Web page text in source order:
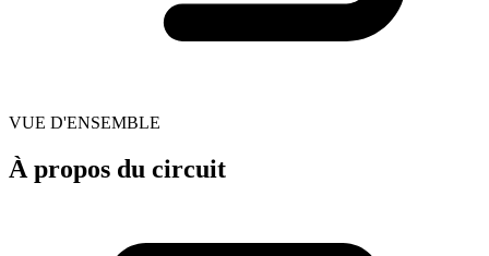
VUE D'ENSEMBLE
À propos du circuit